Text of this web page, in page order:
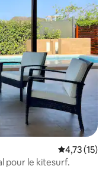
Évaluation
4,73 (15)
pour le kitesurf.